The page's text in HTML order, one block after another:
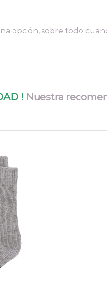
opción, sobre todo
! Nuestra